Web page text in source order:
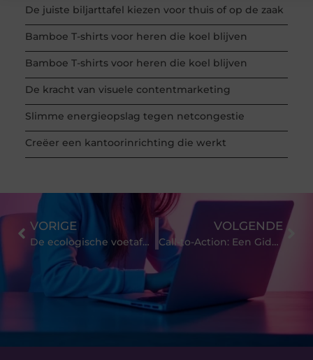
De juiste biljarttafel kiezen voor thuis of op de zaak
Bamboe T-shirts voor heren die koel blijven
Bamboe T-shirts voor heren die koel blijven
De kracht van visuele contentmarketing
Slimme energieopslag tegen netcongestie
Creëer een kantoorinrichting die werkt
VORIGE
De ecologische voetafdruk van jouw kookgerei
VOLGENDE
Call-to-Action: Een Gids voor Webdesigners